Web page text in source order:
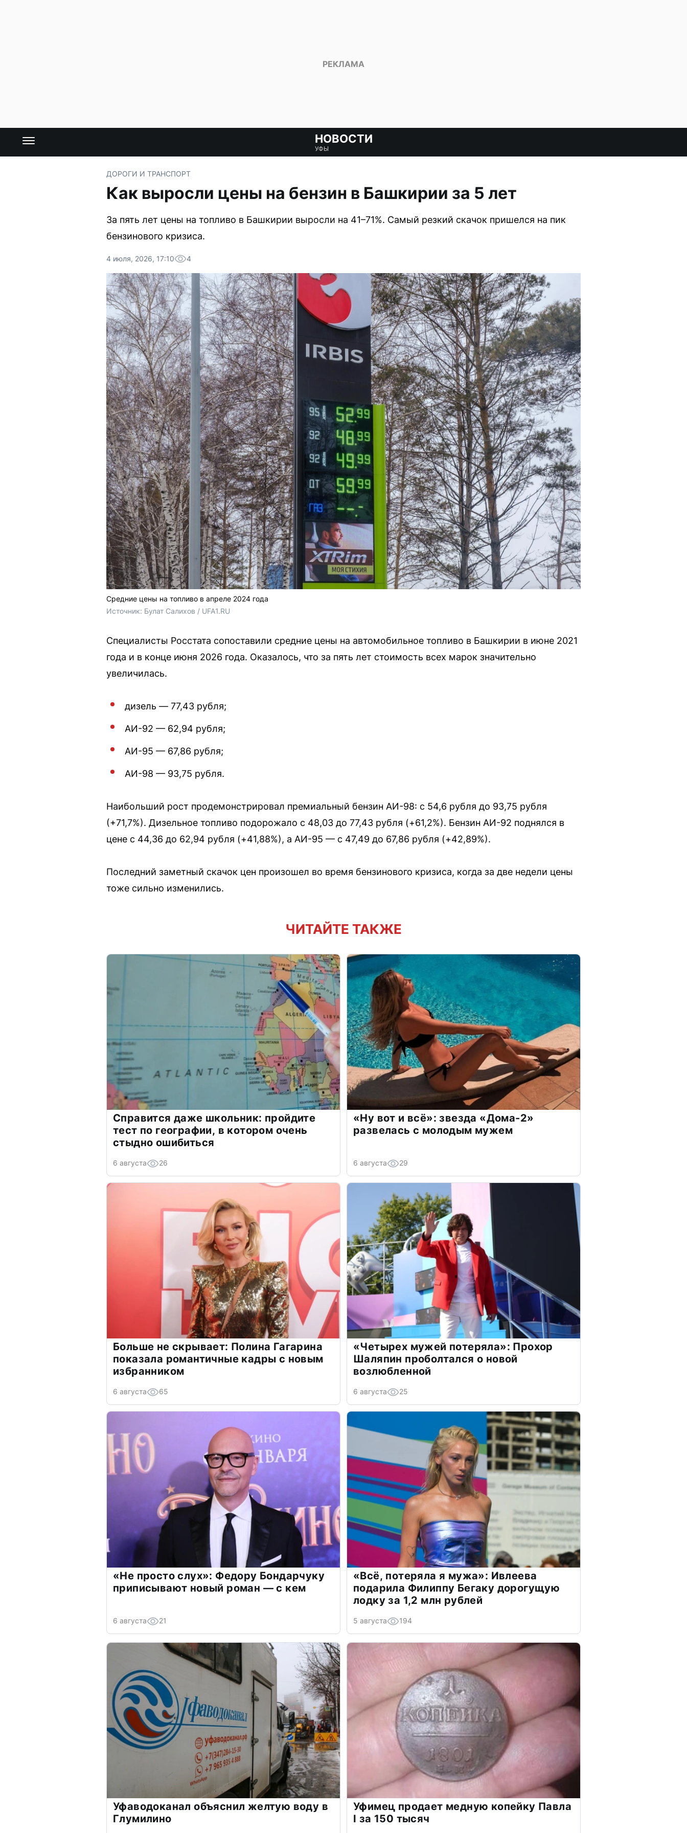
НОВОСТИ
УФЫ
ДОРОГИ И ТРАНСПОРТ
Как выросли цены на бензин в Башкирии за 5 лет
За пять лет цены на топливо в Башкирии выросли на 41–71%. Самый резкий скачок пришелся на пик
бензинового кризиса.
4 июля, 2026, 17:10 4
Средние цены на топливо в апреле 2024 года
Источник: Булат Салихов / UFA1.RU
Специалисты Росстата сопоставили средние цены на автомобильное топливо в Башкирии в июне 2021
года и в конце июня 2026 года. Оказалось, что за пять лет стоимость всех марок значительно
увеличилась.
дизель — 77,43 рубля;
АИ-92 — 62,94 рубля;
АИ-95 — 67,86 рубля;
АИ-98 — 93,75 рубля.
Наибольший рост продемонстрировал премиальный бензин АИ-98: с 54,6 рубля до 93,75 рубля
(+71,7%). Дизельное топливо подорожало с 48,03 до 77,43 рубля (+61,2%). Бензин АИ-92 поднялся в
цене с 44,36 до 62,94 рубля (+41,88%), а АИ-95 — с 47,49 до 67,86 рубля (+42,89%).
Последний заметный скачок цен произошел во время бензинового кризиса, когда за две недели цены
тоже сильно изменились.
ЧИТАЙТЕ ТАКЖЕ
Справится даже школьник: пройдите
тест по географии, в котором очень
стыдно ошибиться
6 августа 26
«Ну вот и всё»: звезда «Дома-2»
развелась с молодым мужем
6 августа 29
Больше не скрывает: Полина Гагарина
показала романтичные кадры с новым
избранником
6 августа 65
«Четырех мужей потеряла»: Прохор
Шаляпин проболтался о новой
возлюбленной
6 августа 25
«Не просто слух»: Федору Бондарчуку
приписывают новый роман — с кем
6 августа 21
«Всё, потеряла я мужа»: Ивлеева
подарила Филиппу Бегаку дорогущую
лодку за 1,2 млн рублей
5 августа 194
Уфаводоканал объяснил желтую воду в
Глумилино
Уфимец продает медную копейку Павла
I за 150 тысяч